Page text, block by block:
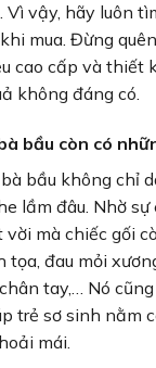
Vì vậy, hãy luôn
mua. Đừng
cao cấp và thiết
không đáng có.
bầu còn có
bầu không chỉ
lầm đâu. Nhờ sự
mà chiếc gối
tọa, đau mỏi
tay,… Nó
trẻ sơ sinh nằm
mái.